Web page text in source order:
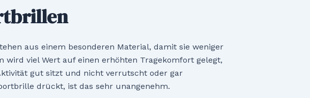
aus einem besonderen Material, damit sie weniger
wird viel Wert auf einen erhöhten Tragekomfort gelegt,
gut sitzt und nicht verrutscht oder gar
drückt, ist das sehr unangenehm.